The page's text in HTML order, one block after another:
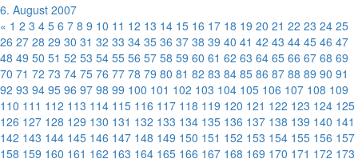
6. August 2007
« 1 2 3 4 5 6 7 8 9 10 11 12 13 14 15 16 17 18 19 20 21 22 23 24 25
26 27 28 29 30 31 32 33 34 35 36 37 38 39 40 41 42 43 44 45 46 47
48 49 50 51 52 53 54 55 56 57 58 59 60 61 62 63 64 65 66 67 68 69
70 71 72 73 74 75 76 77 78 79 80 81 82 83 84 85 86 87 88 89 90 91
92 93 94 95 96 97 98 99 100 101 102 103 104 105 106 107 108 109
110 111 112 113 114 115 116 117 118 119 120 121 122 123 124 125
126 127 128 129 130 131 132 133 134 135 136 137 138 139 140 141
142 143 144 145 146 147 148 149 150 151 152 153 154 155 156 157
158 159 160 161 162 163 164 165 166 167 168 169 170 171 172 173